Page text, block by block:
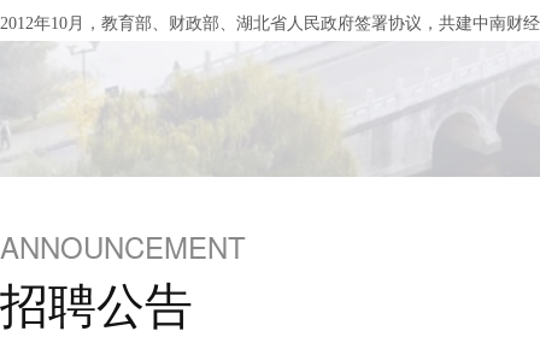
2012年10月，教育部、财政部、湖北省人民政府签署协议，共建中南财
ANNOUNCEMENT
招聘公告